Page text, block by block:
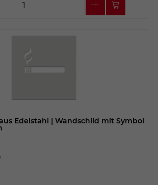
Edelstahl | Wandschild mit Symbol